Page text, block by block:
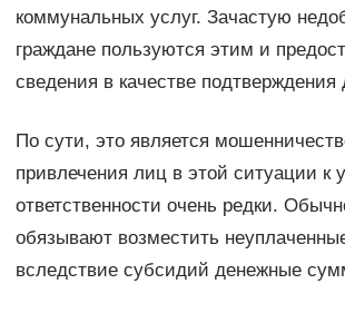
коммунальных услуг. Зачастую
граждане пользуются этим и
сведения в качестве подтверждения
По сути, это является
привлечения лиц в этой ситуации к
ответственности очень редки.
обязывают возместить
вследствие субсидий денежные